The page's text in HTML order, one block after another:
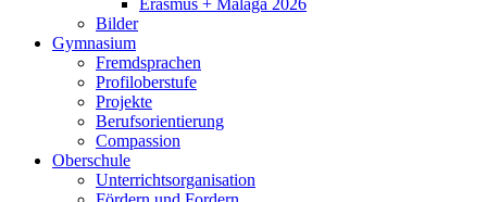
Erasmus + Malaga 2026
Bilder
Gymnasium
Fremdsprachen
Profiloberstufe
Projekte
Berufsorientierung
Compassion
Oberschule
Unterrichtsorganisation